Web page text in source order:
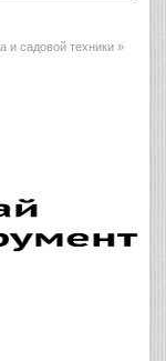
и садовой техники »